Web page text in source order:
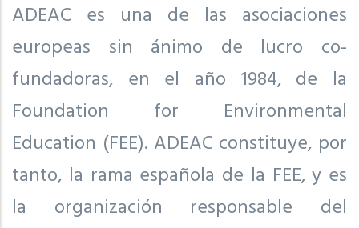
ADEAC es una de las asociaciones
europeas sin ánimo de lucro co-
fundadoras, en el año 1984, de la
Foundation for Environmental
Education (FEE). ADEAC constituye, por
tanto, la rama española de la FEE, y es
la organización responsable del